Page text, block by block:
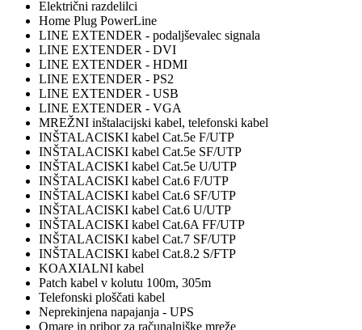
Električni razdelilci
Home Plug PowerLine
LINE EXTENDER - podaljševalec signala
LINE EXTENDER - DVI
LINE EXTENDER - HDMI
LINE EXTENDER - PS2
LINE EXTENDER - USB
LINE EXTENDER - VGA
MREŽNI inštalacijski kabel, telefonski kabel
INŠTALACISKI kabel Cat.5e F/UTP
INŠTALACISKI kabel Cat.5e SF/UTP
INŠTALACISKI kabel Cat.5e U/UTP
INŠTALACISKI kabel Cat.6 F/UTP
INŠTALACISKI kabel Cat.6 SF/UTP
INŠTALACISKI kabel Cat.6 U/UTP
INŠTALACISKI kabel Cat.6A FF/UTP
INŠTALACISKI kabel Cat.7 SF/UTP
INŠTALACISKI kabel Cat.8.2 S/FTP
KOAXIALNI kabel
Patch kabel v kolutu 100m, 305m
Telefonski ploščati kabel
Neprekinjena napajanja - UPS
Omare in pribor za računalniške mreže